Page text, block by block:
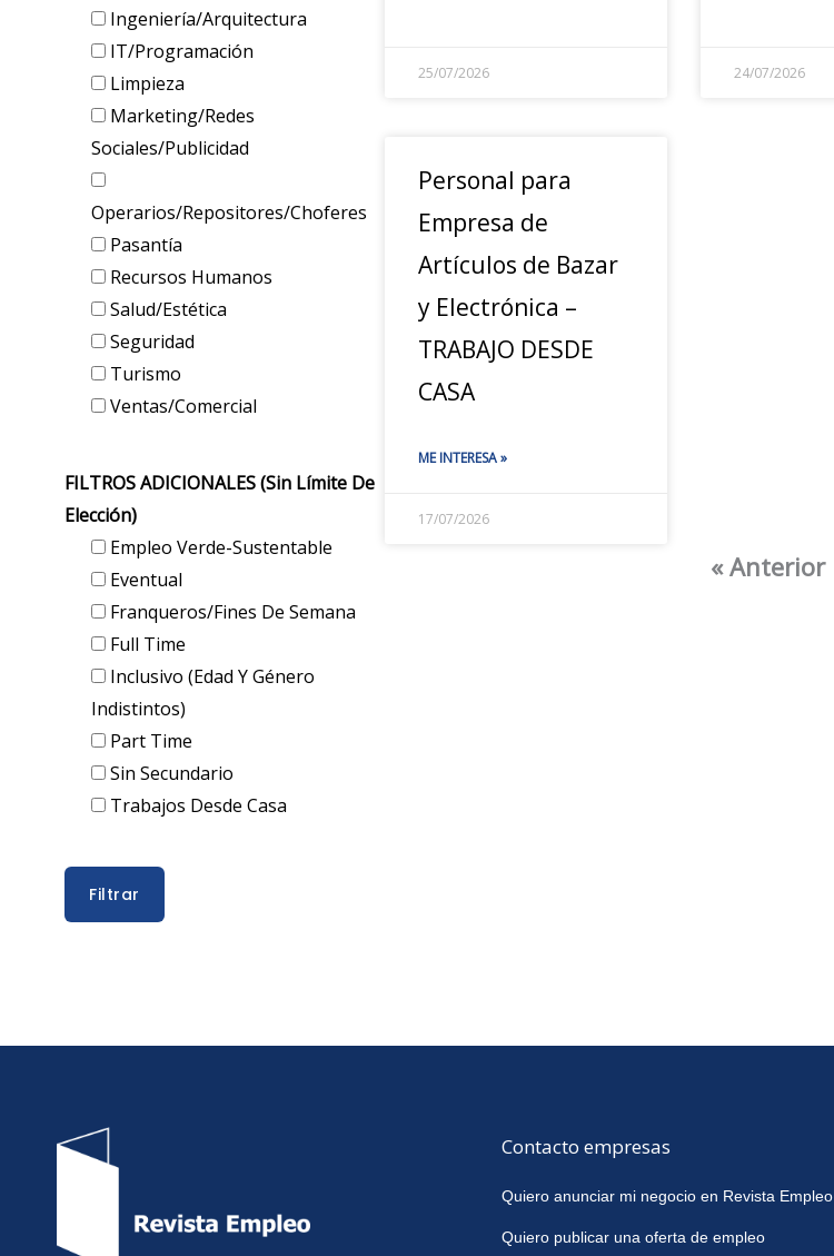
Ingeniería/Arquitectura
IT/Programación
Limpieza
Marketing/Redes
Sociales/Publicidad
Operarios/Repositores/Choferes
Pasantía
Recursos Humanos
Salud/Estética
Seguridad
Turismo
Ventas/Comercial
FILTROS ADICIONALES (sin Límite De
Elección)
Empleo Verde-Sustentable
Eventual
Franqueros/Fines De Semana
Full Time
Inclusivo (edad Y Género
Indistintos)
Part Time
Sin Secundario
Trabajos Desde Casa
25/07/2026 24/07/2026
Personal para
Empresa de
Artículos de Bazar
y Electrónica –
TRABAJO DESDE
CASA
ME INTERESA »
17/07/2026
« Anterior
Contacto empresas
Quiero anunciar mi negocio en Revista Empleo
Quiero publicar una oferta de empleo